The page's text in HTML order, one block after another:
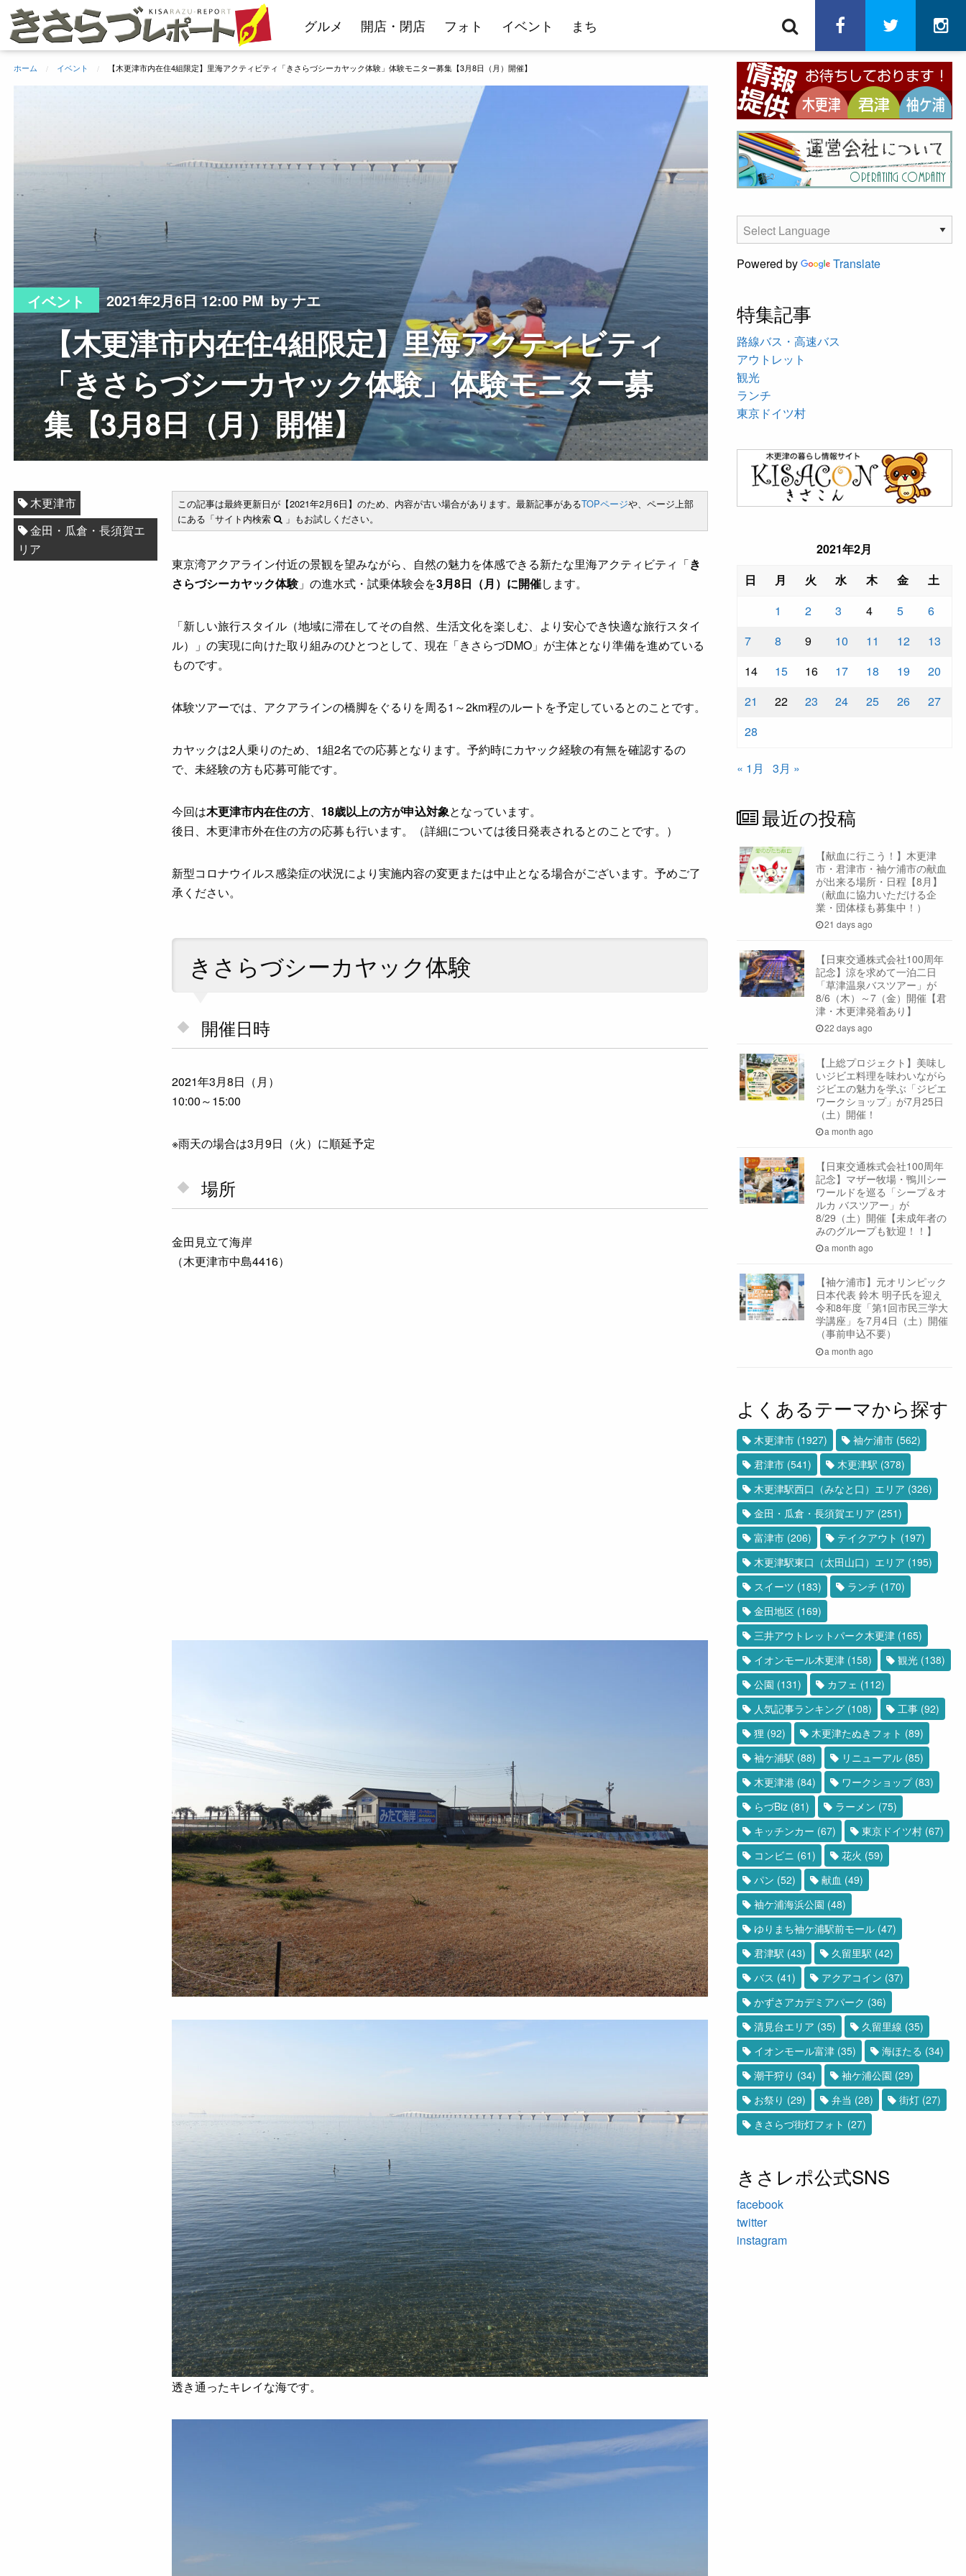
テ
グルメ 開店・閉店 フォト イベント まち facebooktwitter
ホーム イベント 【木更津市内在住4組限定】里海アクティビティ「きさらづシーカヤック体験」体験モニター募集【3月8日（月）開催】
イベント 2021年2月6日 12:00 PM by ナエ
【木更津市内在住4組限定】里海アクティビティ
「きさらづシーカヤック体験」体験モニター募
集【3月8日（月）開催】
この記事は最終更新日が【2021年2月6日】のため、内容が古い場合があります。最新記事があるTOPページや、ページ上部
にある「サイト内検索
」もお試しください。
東京湾アクアライン付近の景観を望みながら、自然の魅力を体感できる新たな里海アクティビティ「き
さらづシーカヤック体験」の進水式・試乗体験会を3月8日（月）に開催します。
「新しい旅行スタイル（地域に滞在してその自然、生活文化を楽しむ、より安心でき快適な旅行スタイ
ル）」の実現に向けた取り組みのひとつとして、現在「きさらづDMO」が主体となり準備を進めている
ものです。
体験ツアーでは、アクアラインの橋脚をぐるりを周る1～2km程のルートを予定しているとのことです。
カヤックは2人乗りのため、1組2名での応募となります。予約時にカヤック経験の有無を確認するの
で、未経験の方も応募可能です。
今回は木更津市内在住の方、 18歳以上の方が申込対象となっています。
後日、木更津市外在住の方の応募も行います。（詳細については後日発表されるとのことです。）
新型コロナウイルス感染症の状況により実施内容の変更または中止となる場合がございます。予めご了
承ください。
きさらづシーカヤック体験
開催日時
2021年3月8日（月）
10:00～15:00
※雨天の場合は3月9日（火）に順延予定
場所
金田見立て海岸
（木更津市中島4416）
透き通ったキレイな海です。
木更津市
金田・瓜倉・長須賀エ
リア
Powered by Translate
特集記事
路線バス・高速バス
アウトレット
観光
ランチ
東京ドイツ村
2021年2月
日
月 火 水 木 金
土
1
2 3 4 5
6
7
8 9 10 11 12
13
14
15 16 17 18 19
20
21
22 23 24 25 26
27
28
« 1月 3月 »
最近の投稿
【献血に行こう！】木更津
市・君津市・袖ケ浦市の献血
が出来る場所・日程【8月】
（献血に協力いただける企
業・団体様も募集中！）
21 days ago
【日東交通株式会社100周年
記念】涼を求めて一泊二日
「草津温泉バスツアー」が
8/6（木）～7（金）開催【君
津・木更津発着あり】
22 days ago
【上総プロジェクト】美味し
いジビエ料理を味わいながら
ジビエの魅力を学ぶ「ジビエ
ワークショップ」が7月25日
（土）開催！
a month ago
【日東交通株式会社100周年
記念】マザー牧場・鴨川シー
ワールドを巡る「シープ＆オ
ルカ バスツアー」が
8/29（土）開催【未成年者の
みのグループも歓迎！！】
a month ago
【袖ケ浦市】元オリンピック
日本代表 鈴木 明子氏を迎え
令和8年度「第1回市民三学大
学講座」を7月4日（土）開催
（事前申込不要）
a month ago
よくあるテーマから探す
木更津市(1927) 袖ケ浦市(562)
君津市(541) 木更津駅 (378)
木更津駅西口（みなと口）エリア (326)
金田・瓜倉・長須賀エリア (251)
富津市(206) テイクアウト (197)
木更津駅東口（太田山口）エリア (195)
スイーツ (183) ランチ (170)
金田地区(169)
三井アウトレットパーク木更津(165)
イオンモール木更津(158) 観光(138)
公園 (131) カフェ (112)
人気記事ランキング(108) 工事(92)
狸 (92) 木更津たぬきフォト (89)
袖ケ浦駅 (88) リニューアル(85)
木更津港(84) ワークショップ(83)
らづBiz(81) ラーメン (75)
キッチンカー (67) 東京ドイツ村(67)
コンビニ (61) 花火 (59)
パン (52) 献血 (49)
袖ケ浦海浜公園 (48)
ゆりまち袖ケ浦駅前モール(47)
君津駅 (43) 久留里駅 (42)
バス (41) アクアコイン (37)
かずさアカデミアパーク (36)
清見台エリア (35) 久留里線 (35)
イオンモール富津(35) 海ほたる (34)
潮干狩り (34) 袖ケ浦公園 (29)
お祭り (29) 弁当 (28) 街灯(27)
きさらづ街灯フォト (27)
きさレポ公式SNS
facebook
twitter
instagram